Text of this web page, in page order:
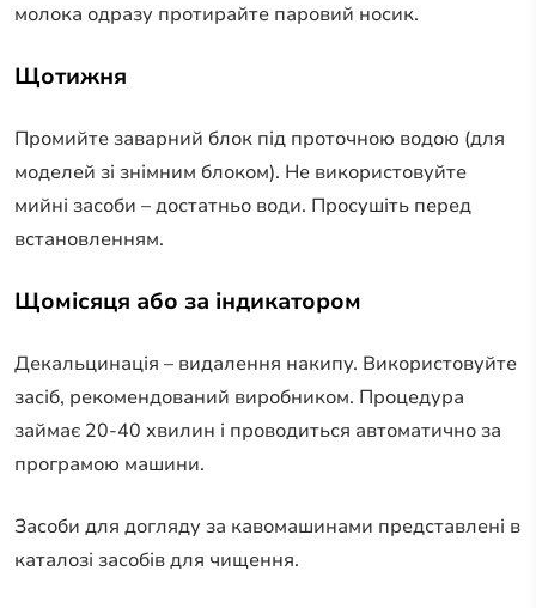
молока одразу протирайте паровий носик.
Щотижня
Промийте заварний блок під проточною водою (для
моделей зі знімним блоком). Не використовуйте
мийні засоби – достатньо води. Просушіть перед
встановленням.
Щомісяця або за індикатором
Декальцинація – видалення накипу. Використовуйте
засіб, рекомендований виробником. Процедура
займає 20-40 хвилин і проводиться автоматично за
програмою машини.
Засоби для догляду за кавомашинами представлені в
каталозі засобів для чищення.